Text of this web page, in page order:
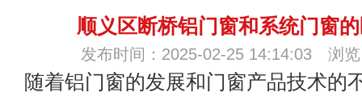
顺义区断桥铝门窗和系统门窗
发布时间：2025-02-25 14:14:03 浏览
随着铝门窗的发展和门窗产品技术的